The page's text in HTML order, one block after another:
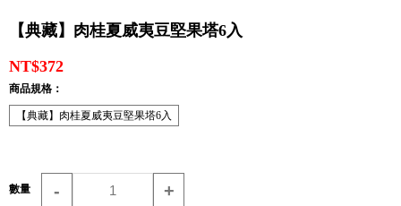
【典藏】肉桂夏威夷豆堅果塔6入
NT$372
商品規格：
【典藏】肉桂夏威夷豆堅果塔6入
數量 - +